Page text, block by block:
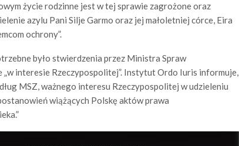
życie rodzinne jest w tej sprawie zagrożone oraz
azylu Pani Silje Garmo oraz jej małoletniej córce, Eira
ochrony”.
było stwierdzenia przez Ministra Spraw
interesie Rzeczypospolitej”. Instytut Ordo Iuris informuje,
MSZ, ważnego interesu Rzeczypospolitej w udzieleniu
wiążących Polskę aktów prawa